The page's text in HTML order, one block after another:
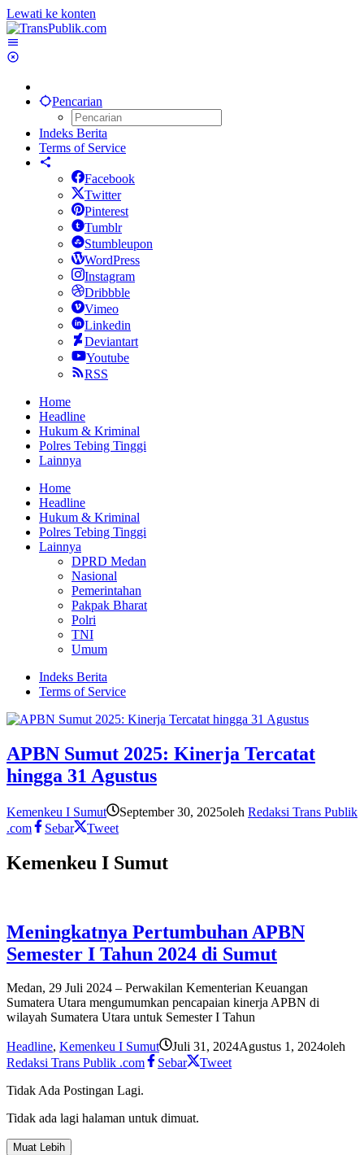
Lewati ke konten
Pencarian
Indeks Berita
Terms of Service
Facebook
Twitter
Pinterest
Tumblr
Stumbleupon
WordPress
Instagram
Dribbble
Vimeo
Linkedin
Deviantart
Youtube
RSS
Home
Headline
Hukum & Kriminal
Polres Tebing Tinggi
Lainnya
Home
Headline
Hukum & Kriminal
Polres Tebing Tinggi
Lainnya
DPRD Medan
Nasional
Pemerintahan
Pakpak Bharat
Polri
TNI
Umum
Indeks Berita
Terms of Service
APBN Sumut 2025: Kinerja Tercatat
hingga 31 Agustus
Kemenkeu I Sumut September 30, 2025oleh Redaksi Trans Publik
.com
Sebar Tweet
Kemenkeu I Sumut
Meningkatnya Pertumbuhan APBN
Semester I Tahun 2024 di Sumut
Medan, 29 Juli 2024 – Perwakilan Kementerian Keuangan
Sumatera Utara mengumumkan pencapaian kinerja APBN di
wilayah Sumatera Utara untuk Semester I Tahun
Headline, Kemenkeu I Sumut Juli 31, 2024Agustus 1, 2024oleh
Redaksi Trans Publik .com
Sebar
Tweet
Tidak Ada Postingan Lagi.
Tidak ada lagi halaman untuk dimuat.
Muat Lebih